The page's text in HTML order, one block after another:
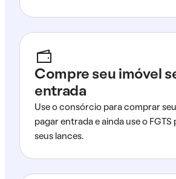
Compre seu imóvel
entrada
Use o consórcio para comprar
pagar entrada e ainda use o
seus lances.